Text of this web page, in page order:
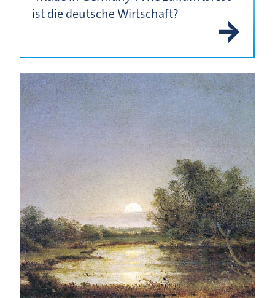
ist die deutsche Wirtschaft?